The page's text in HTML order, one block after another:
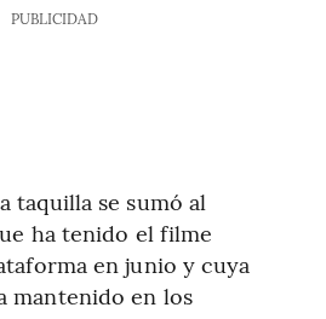
PUBLICIDAD
taquilla se sumó al
ha tenido el filme
en junio y cuya
mantenido en los